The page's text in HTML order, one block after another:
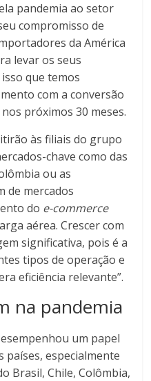
pandemia ao setor
compromisso de
da América
levar os seus
que temos
com a conversão
próximos 30 meses.
às filiais do grupo
chave como das
ou as
de mercados
do e-commerce
aérea. Crescer com
significativa, pois é a
tipos de operação e
eficiência relevante”.
na pandemia
um papel
países, especialmente
Brasil, Chile, Colômbia,